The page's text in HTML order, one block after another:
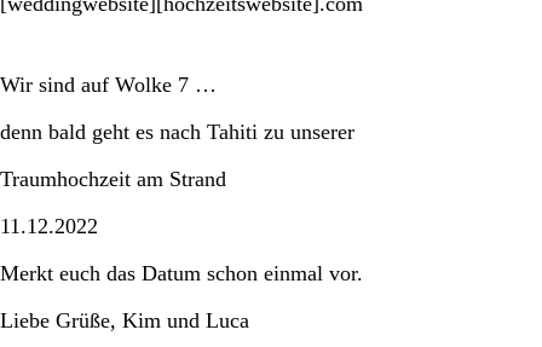
Wir sind auf Wolke 7 …
denn bald geht es nach Tahiti zu unserer
Traumhochzeit am Strand
11.12.2022
Merkt euch das Datum schon einmal vor.
Liebe Grüße, Kim und Luca